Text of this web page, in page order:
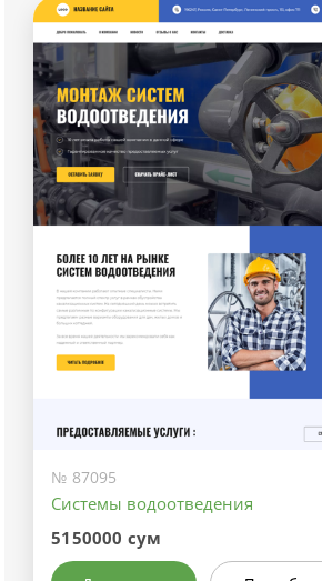
№ 87095
Системы водоотведения
5150000 сум